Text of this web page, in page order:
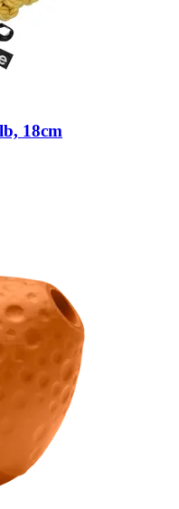
18cm